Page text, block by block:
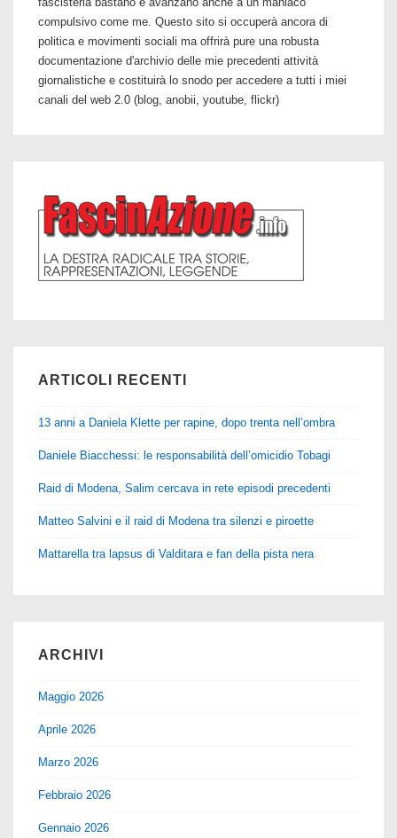
compulsivo come me. Questo sito si occuperà ancora di
politica e movimenti sociali ma offrirà pure una robusta
documentazione d'archivio delle mie precedenti attività
giornalistiche e costituirà lo snodo per accedere a tutti i miei
canali del web 2.0 (blog, anobii, youtube, flickr)
ARTICOLI RECENTI
13 anni a Daniela Klette per rapine, dopo trenta nell’ombra
Daniele Biacchessi: le responsabilità dell’omicidio Tobagi
Raid di Modena, Salim cercava in rete episodi precedenti
Matteo Salvini e il raid di Modena tra silenzi e piroette
Mattarella tra lapsus di Valditara e fan della pista nera
ARCHIVI
Maggio 2026
Aprile 2026
Marzo 2026
Febbraio 2026
Gennaio 2026